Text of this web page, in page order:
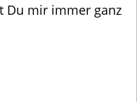
Du mir immer ganz